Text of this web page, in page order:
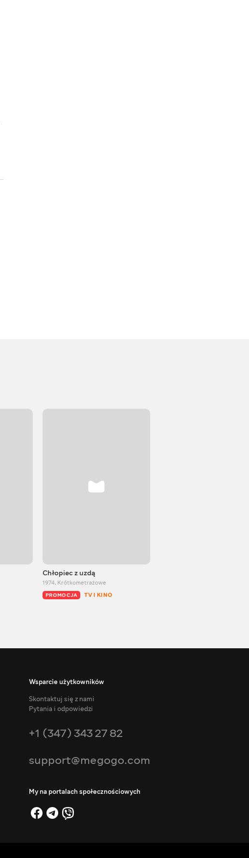
Chłopiec z uzdą
1974, Krótkometrażowe
PROMOCJA TV I KINO
Wsparcie użytkowników
Skontaktuj się z nami
Pytania i odpowiedzi
+1 (347) 343 27 82
support@megogo.com
My na portalach społecznościowych